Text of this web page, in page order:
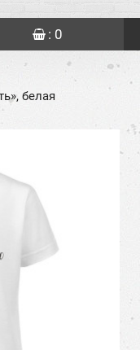
: 0
белая